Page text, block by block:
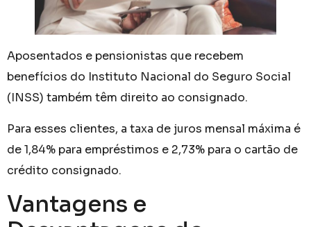
Aposentados e pensionistas que recebem
benefícios do Instituto Nacional do Seguro Social
(INSS) também têm direito ao consignado.
Para esses clientes, a taxa de juros mensal máxima é
de 1,84% para empréstimos e 2,73% para o cartão de
crédito consignado.
Vantagens e